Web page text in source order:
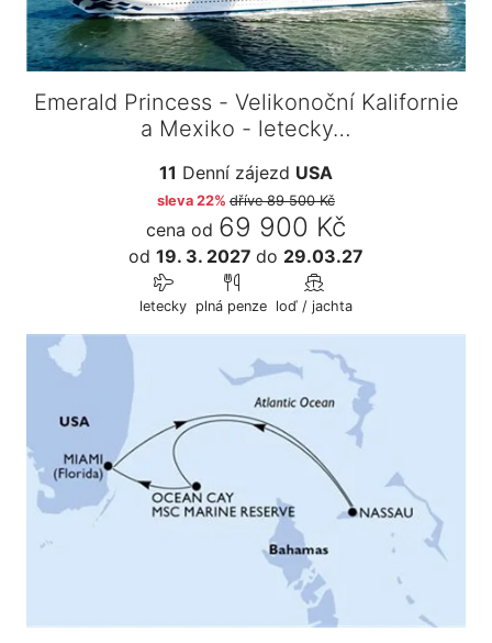
Emerald Princess - Velikonoční Kalifornie
a Mexiko - letecky…
11 Denní zájezd USA
sleva 22% dříve89 500 Kč
cena od 69 900 Kč
od 19. 3. 2027 do 29.03.27
letecky plná penze loď / jachta